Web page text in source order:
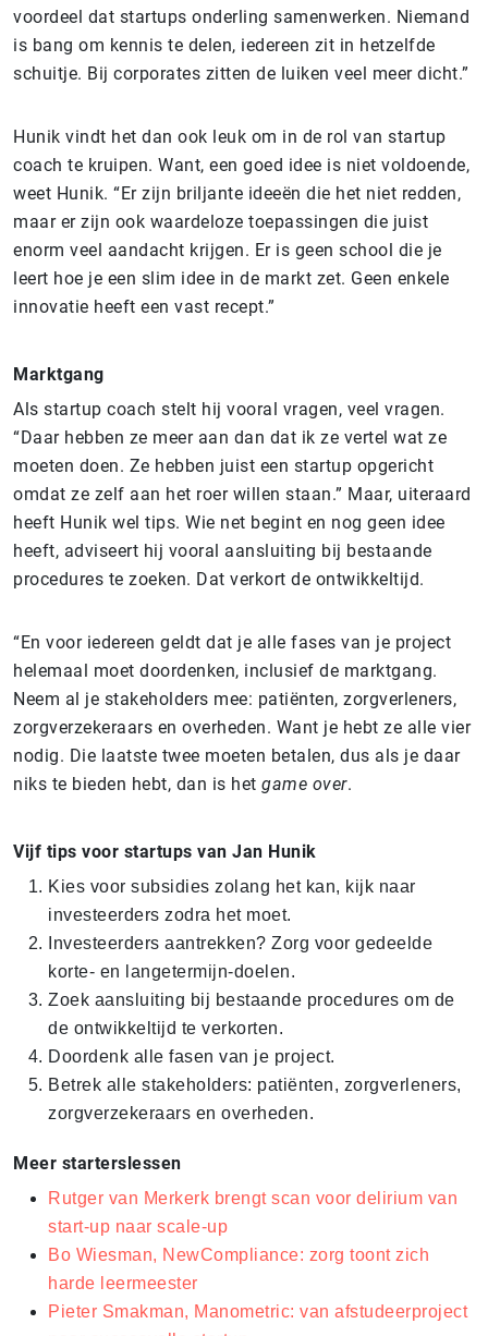
voordeel dat startups onderling samenwerken. Niemand
is bang om kennis te delen, iedereen zit in hetzelfde
schuitje. Bij corporates zitten de luiken veel meer dicht.”
Hunik vindt het dan ook leuk om in de rol van startup
coach te kruipen. Want, een goed idee is niet voldoende,
weet Hunik. “Er zijn briljante ideeën die het niet redden,
maar er zijn ook waardeloze toepassingen die juist
enorm veel aandacht krijgen. Er is geen school die je
leert hoe je een slim idee in de markt zet. Geen enkele
innovatie heeft een vast recept.”
Marktgang
Als startup coach stelt hij vooral vragen, veel vragen.
“Daar hebben ze meer aan dan dat ik ze vertel wat ze
moeten doen. Ze hebben juist een startup opgericht
omdat ze zelf aan het roer willen staan.” Maar, uiteraard
heeft Hunik wel tips. Wie net begint en nog geen idee
heeft, adviseert hij vooral aansluiting bij bestaande
procedures te zoeken. Dat verkort de ontwikkeltijd.
“En voor iedereen geldt dat je alle fases van je project
helemaal moet doordenken, inclusief de marktgang.
Neem al je stakeholders mee: patiënten, zorgverleners,
zorgverzekeraars en overheden. Want je hebt ze alle vier
nodig. Die laatste twee moeten betalen, dus als je daar
niks te bieden hebt, dan is het game over.
Vijf tips voor startups van Jan Hunik
Kies voor subsidies zolang het kan, kijk naar
investeerders zodra het moet.
Investeerders aantrekken? Zorg voor gedeelde
korte- en langetermijn-doelen.
Zoek aansluiting bij bestaande procedures om de
de ontwikkeltijd te verkorten.
Doordenk alle fasen van je project.
Betrek alle stakeholders: patiënten, zorgverleners,
zorgverzekeraars en overheden.
Meer starterslessen
Rutger van Merkerk brengt scan voor delirium van
start-up naar scale-up
Bo Wiesman, NewCompliance: zorg toont zich
harde leermeester
Pieter Smakman, Manometric: van afstudeerproject